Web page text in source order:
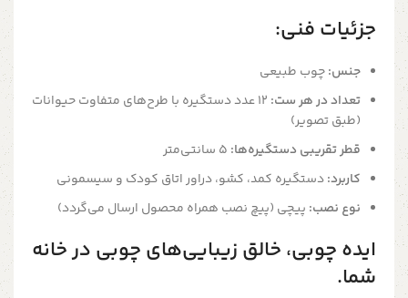
جزئیات فنی:
جنس:چوب طبیعی
تعداد در هر ست:
۱۲ عدد دستگیره با طرح‌های متفاوت حیوانات
(طبق تصویر)
قطر تقریبی دستگیره‌ها:
کاربرد:دستگیره کمد، کشو، دراور اتاق کودک و سیسمونی
نوع نصب: پیچی (پیچ نصب همراه محصول ارسال می‌گردد)
ایده چوبی، خالق زیبایی‌های چوبی در خانه
شما.